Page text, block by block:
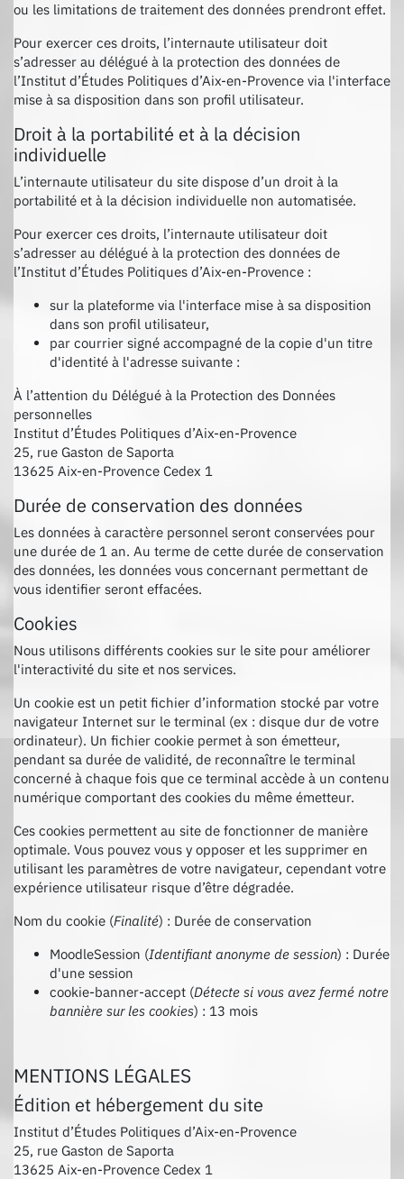
ou les limitations de traitement des données prendront effet.
Pour exercer ces droits, l’internaute utilisateur doit
s’adresser au délégué à la protection des données de
l’Institut d’Études Politiques d’Aix-en-Provence via l'interface
mise à sa disposition dans son profil utilisateur.
Droit à la portabilité et à la décision
individuelle
L’internaute utilisateur du site dispose d’un droit à la
portabilité et à la décision individuelle non automatisée.
Pour exercer ces droits, l’internaute utilisateur doit
s’adresser au délégué à la protection des données de
l’Institut d’Études Politiques d’Aix-en-Provence :
sur la plateforme via l'interface mise à sa disposition
dans son profil utilisateur,
par courrier signé accompagné de la copie d'un titre
d'identité à l'adresse suivante :
À l’attention du Délégué à la Protection des Données
personnelles
Institut d’Études Politiques d’Aix-en-Provence
25, rue Gaston de Saporta
13625 Aix-en-Provence Cedex 1
Durée de conservation des données
Les données à caractère personnel seront conservées pour
une durée de 1 an. Au terme de cette durée de conservation
des données, les données vous concernant permettant de
vous identifier seront effacées.
Cookies
Nous utilisons différents cookies sur le site pour améliorer
l'interactivité du site et nos services.
Un cookie est un petit fichier d’information stocké par votre
navigateur Internet sur le terminal (ex : disque dur de votre
ordinateur). Un fichier cookie permet à son émetteur,
pendant sa durée de validité, de reconnaître le terminal
concerné à chaque fois que ce terminal accède à un contenu
numérique comportant des cookies du même émetteur.
Ces cookies permettent au site de fonctionner de manière
optimale. Vous pouvez vous y opposer et les supprimer en
utilisant les paramètres de votre navigateur, cependant votre
expérience utilisateur risque d’être dégradée.
Nom du cookie (Finalité) : Durée de conservation
MoodleSession (Identifiant anonyme de session) : Durée
d'une session
cookie-banner-accept (Détecte si vous avez fermé notre
bannière sur les cookies) : 13 mois
MENTIONS LÉGALES
Édition et hébergement du site
Institut d’Études Politiques d’Aix-en-Provence
25, rue Gaston de Saporta
13625 Aix-en-Provence Cedex 1